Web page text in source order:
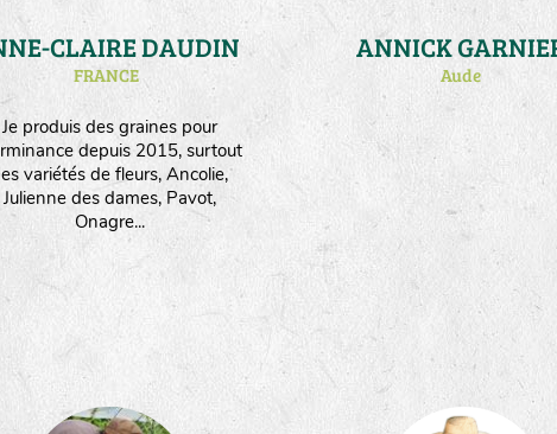
Je produis des graines pour
depuis 2015, surtout
variétés de fleurs, Ancolie,
Julienne des dames, Pavot,
Onagre...
CLAIRE DAUDIN
FRANCE
ANNICK
Aude